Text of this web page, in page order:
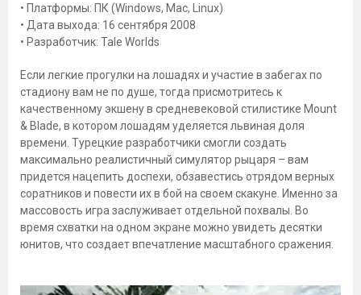
• Платформы: ПК (Windows, Mac, Linux)
• Дата выхода: 16 сентября 2008
• Разработчик: Tale Worlds
Если легкие прогулки на лошадях и участие в забегах по
стадиону вам не по душе, тогда присмотритесь к
качественному экшену в средневековой стилистике Mount
& Blade, в котором лошадям уделяется львиная доля
времени. Турецкие разработчики смогли создать
максимально реалистичный симулятор рыцаря – вам
придется нацепить доспехи, обзавестись отрядом верных
соратников и повести их в бой на своем скакуне. Именно за
массовость игра заслуживает отдельной похвалы. Во
время схватки на одном экране можно увидеть десятки
юнитов, что создает впечатление масштабного сражения.